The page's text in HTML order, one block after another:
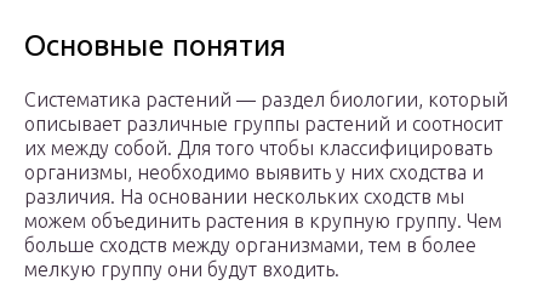
Основные понятия
Систематика растений — раздел биологии, который
описывает различные группы растений и соотносит
их между собой. Для того чтобы классифицировать
организмы, необходимо выявить у них сходства и
различия. На основании нескольких сходств мы
можем объединить растения в крупную группу. Чем
больше сходств между организмами, тем в более
мелкую группу они будут входить.